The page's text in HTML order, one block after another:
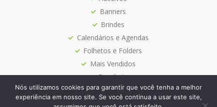
Banners
Brindes
Calendários e Agendas
Folhetos e Folders
Mais Vendidos
Papelaria
Nós utilizamos cookies para garantir que você tenha a melhor
experiência em nosso site. Se você continua a usar este site,